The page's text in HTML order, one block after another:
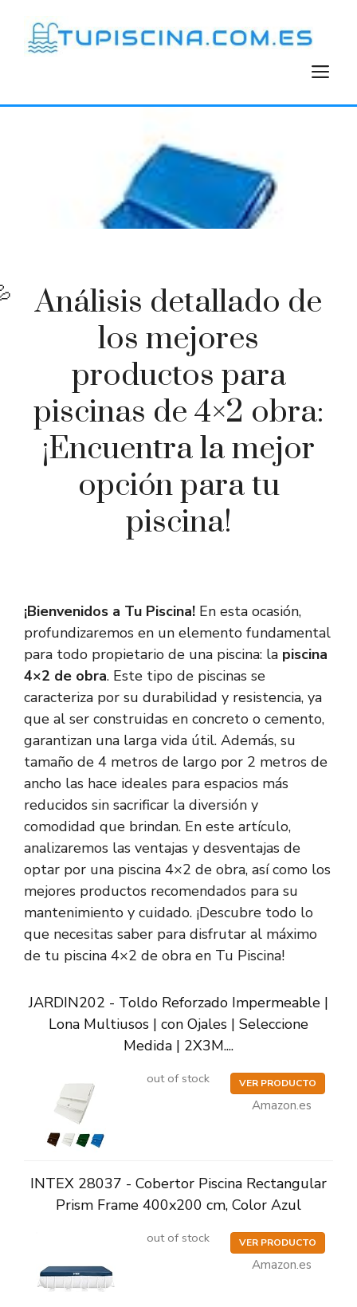
contenido
Análisis detallado de
los mejores
productos para
piscinas de 4×2 obra:
¡Encuentra la mejor
opción para tu
piscina!
¡Bienvenidos a Tu Piscina! En esta ocasión,
profundizaremos en un elemento fundamental
para todo propietario de una piscina: la piscina
4×2 de obra. Este tipo de piscinas se
caracteriza por su durabilidad y resistencia, ya
que al ser construidas en concreto o cemento,
garantizan una larga vida útil. Además, su
tamaño de 4 metros de largo por 2 metros de
ancho las hace ideales para espacios más
reducidos sin sacrificar la diversión y
comodidad que brindan. En este artículo,
analizaremos las ventajas y desventajas de
optar por una piscina 4×2 de obra, así como los
mejores productos recomendados para su
mantenimiento y cuidado. ¡Descubre todo lo
que necesitas saber para disfrutar al máximo
de tu piscina 4×2 de obra en Tu Piscina!
JARDIN202 - Toldo Reforzado Impermeable |
Lona Multiusos | con Ojales | Seleccione
Medida | 2X3M....
out of stock VER PRODUCTO
Amazon.es
INTEX 28037 - Cobertor Piscina Rectangular
Prism Frame 400x200 cm, Color Azul
out of stock VER PRODUCTO
Amazon.es